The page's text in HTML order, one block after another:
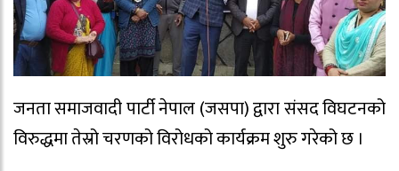
जनता समाजवादी पार्टी नेपाल (जसपा) द्वारा संसद विघटनको
विरुद्धमा तेस्रो चरणको विरोधको कार्यक्रम शुरु गरेको छ ।